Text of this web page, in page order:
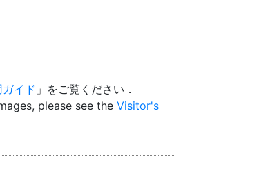
イド 」をご覧ください．
please see the Visitor's